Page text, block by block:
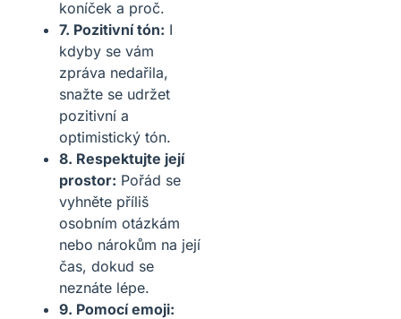
koníček a proč.
7. Pozitivní tón: I
kdyby se vám
zpráva nedařila,
snažte se udržet
pozitivní a
optimistický tón.
8. Respektujte její
prostor: Pořád se
vyhněte příliš
osobním otázkám
nebo nárokům na její
čas, dokud se
neznáte lépe.
9. Pomocí emoji: